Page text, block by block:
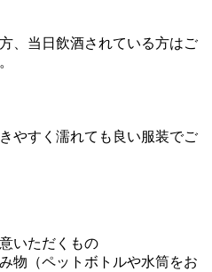
、当日飲酒されている方はご
やすく濡れても良い服装でご
いただくもの
物（ペットボトルや水筒をお